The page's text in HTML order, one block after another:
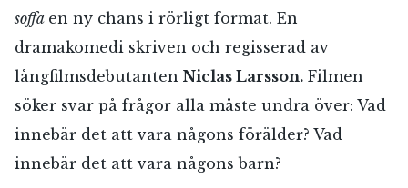
soffa en ny chans i rörligt format. En
dramakomedi skriven och regisserad av
långfilmsdebutanten Niclas Larsson. Filmen
söker svar på frågor alla måste undra över: Vad
innebär det att vara någons förälder? Vad
innebär det att vara någons barn?